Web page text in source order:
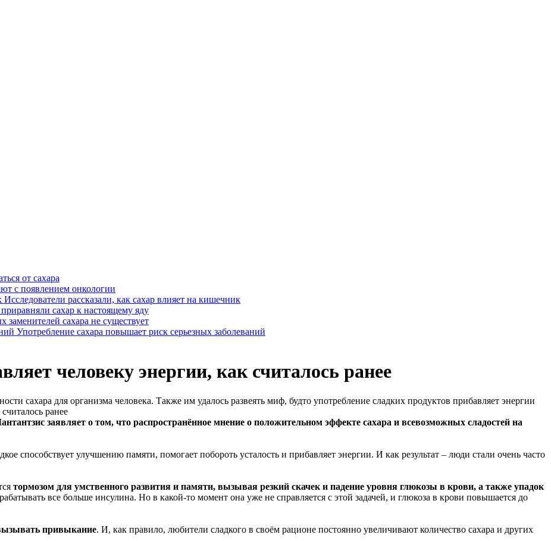
от сахара
с появлением онкологии
Исследователи рассказали, как сахар влияет на кишечник
сахар к настоящему яду
заменителей сахара не существует
Употребление сахара повышает риск серьезных заболеваний
человеку энергии, как считалось ранее
сахара для организма человека. Также им удалось развеять миф, будто употребление сладких продуктов прибавляет энергии
заявляет о том, что распространённое мнение о положительном эффекте сахара и всевозможных сладостей на
способствует улучшению памяти, помогает побороть усталость и прибавляет энергии. И как результат – люди стали очень часто
тормозом для умственного развития и памяти, вызывая резкий скачек и падение уровня глюкозы в крови, а также упадок
все больше инсулина. Но в какой-то момент она уже не справляется с этой задачей, и глюкоза в крови повышается до
привыкание. И, как правило, любители сладкого в своём рационе постоянно увеличивают количество сахара и других